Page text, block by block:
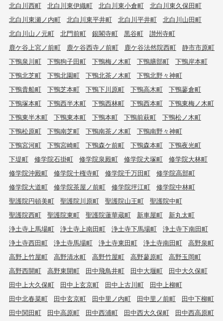
北白川西町
北白川東伊織町 北白川東小倉町
北白川東久保田町
北白川東瀬ノ内町
北白川東平井町 北白川平井町
北白川山田町
北白川山ノ元町
北門前町 銀閣寺町 黒谷町
讃州寺町
鹿ケ谷上宮ノ前町
鹿ケ谷西寺ノ前町 鹿ケ谷法然院西町
静市市原町
下鴨泉川町
下鴨狗子田町 下鴨梅ノ木町 下鴨膳部町
下鴨岸本町
下鴨北芝町
下鴨北園町 下鴨北茶ノ木町
下鴨北野々神町
下鴨貴船町
下鴨芝本町 下鴨下川原町 下鴨高木町
下鴨蓼倉町
下鴨塚本町
下鴨西半木町 下鴨西林町 下鴨西本町
下鴨東梅ノ木町
下鴨東半木町
下鴨東本町 下鴨本町 下鴨前萩町
下鴨松ノ木町
下鴨松原町
下鴨南芝町 下鴨南茶ノ木町
下鴨南野々神町
下鴨宮河町
下鴨宮崎町 下鴨森ケ前町 下鴨森本町
下鴨夜光町
下堤町
修学院石掛町 修学院泉殿町 修学院犬塚町
修学院大林町
修学院沖殿町
修学院十権寺町 修学院千万田町
修学院高部町
修学院大道町
修学院茶屋ノ前町 修学院坪江町
修学院中林町
聖護院円頓美町
聖護院川原町 聖護院山王町
聖護院中町
聖護院西町
聖護院東町 聖護院蓮華蔵町 新車屋町
新丸太町
浄土寺上馬場町
浄土寺上南田町 浄土寺下馬場町
浄土寺下南田町
浄土寺西田町
浄土寺馬場町 浄土寺東田町 浄土寺南田町
高野泉町
高野上竹屋町
高野清水町 高野竹屋町 高野蓼原町
高野玉岡町
高野西開町
高野東開町 田中飛鳥井町 田中大堰町
田中大久保町
田中上大久保町
田中上玄京町 田中上古川町
田中上柳町
田中北春菜町
田中玄京町 田中里ノ内町 田中里ノ前町
田中下柳町
田中関田町
田中高原町 田中西浦町 田中西大久保町
田中西高原町